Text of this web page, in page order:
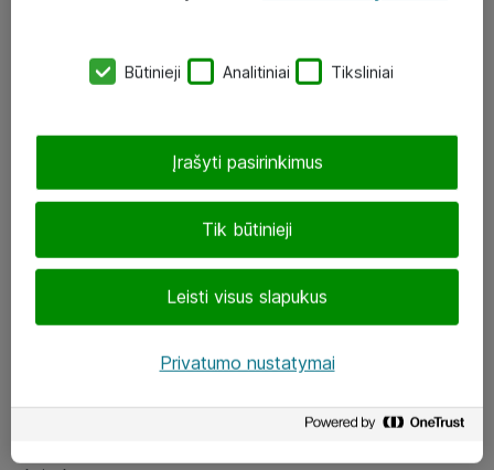
eShop@atea.lt
LinkedIn
Būtinieji Analitiniai Tiksliniai
Tik būtinieji
Leisti visus slapukus
Įrašyti pasirinkimus
Privatumo nustatymai